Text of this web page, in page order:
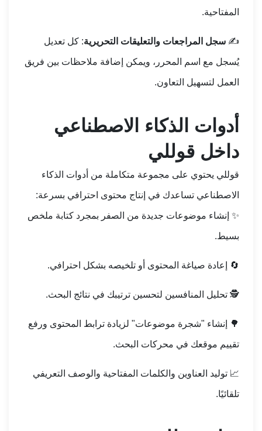
المفتاحية.
✍️ سجل المراجعات والتعليقات التحريرية: كل تعديل
يُسجل مع اسم المحرر، ويمكن إضافة ملاحظات بين فريق
العمل لتسهيل التعاون.
أدوات الذكاء الاصطناعي
داخل قوللي
قوللي يحتوي على مجموعة متكاملة من أدوات الذكاء
الاصطناعي تساعدك في إنتاج محتوى احترافي بسرعة:
✨ إنشاء موضوعات جديدة من الصفر بمجرد كتابة ملخص
بسيط.
🔄 إعادة صياغة المحتوى أو تلخيصه بشكل احترافي.
🕵️ تحليل المنافسين لتحسين ترتيبك في نتائج البحث.
🌳 إنشاء "شجرة موضوعات" لزيادة ترابط المحتوى ورفع
تقييم موقعك في محركات البحث.
📈 توليد العناوين والكلمات المفتاحية والوصف التعريفي
تلقائيًا.